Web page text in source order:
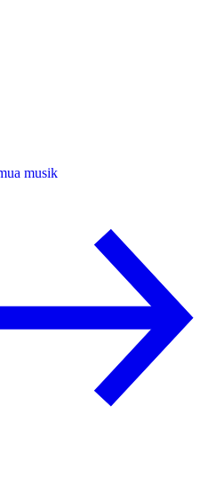
musik